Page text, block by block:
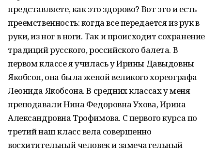
представляете, как это здорово? Вот это и есть
преемственность: когда все передается из рук в
руки, из ног в ноги. Так и происходит сохранение
традиций русского, российского балета. В
первом классе я училась у Ирины Давыдовны
Якобсон, она была женой великого хореографа
Леонида Якобсона. В средних классах у меня
преподавали Нина Федоровна Ухова, Ирина
Александровна Трофимова. С первого курса по
третий наш класс вела совершенно
восхитительный человек и замечательный